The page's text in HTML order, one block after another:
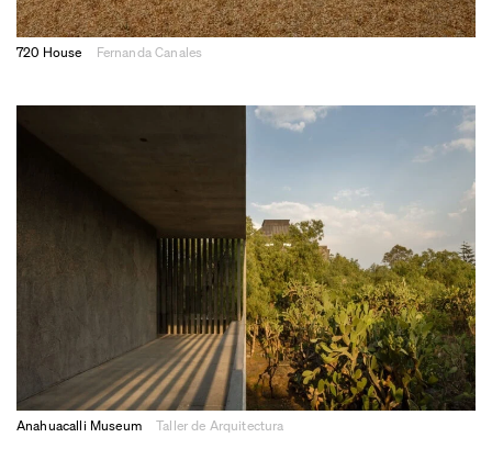
720 House Fernanda Canales
Anahuacalli Museum Taller de Arquitectura